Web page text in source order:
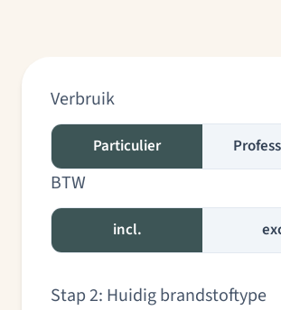
Verbruik
Particulier
BTW
incl.
Stap 2: Huidig brandstoftype